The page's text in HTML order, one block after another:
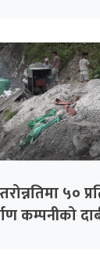
५०
कम्पनीको